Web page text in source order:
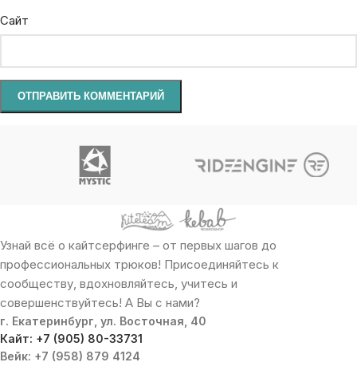
Сайт
Узнай всё о кайтсерфинге – от первых шагов до
профессиональных трюков! Присоединяйтесь к
сообществу, вдохновляйтесь, учитесь и
совершенствуйтесь! А Вы с нами?
г. Екатеринбург, ул. Восточная, 40
Кайт: +7 (905) 80-33731
Вейк: +7 (958) 879 4124